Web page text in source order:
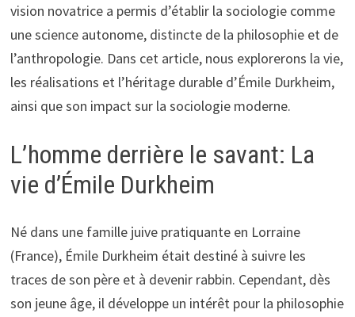
vision novatrice a permis d’établir la sociologie comme
une science autonome, distincte de la philosophie et de
l’anthropologie. Dans cet article, nous explorerons la vie,
les réalisations et l’héritage durable d’Émile Durkheim,
ainsi que son impact sur la sociologie moderne.
L’homme derrière le savant: La
vie d’Émile Durkheim
Né dans une famille juive pratiquante en Lorraine
(France), Émile Durkheim était destiné à suivre les
traces de son père et à devenir rabbin. Cependant, dès
son jeune âge, il développe un intérêt pour la philosophie